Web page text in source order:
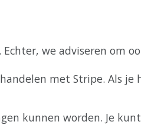
. Echter, we adviseren om
handelen met Stripe. Als je
kunnen worden. Je kunt